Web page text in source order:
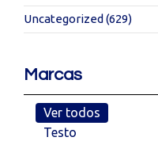
Uncategorized (629)
Marcas
Ver todos
Testo